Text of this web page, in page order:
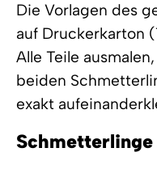
Die Vorlagen des
auf Druckerkarton
Alle Teile
beiden
exakt